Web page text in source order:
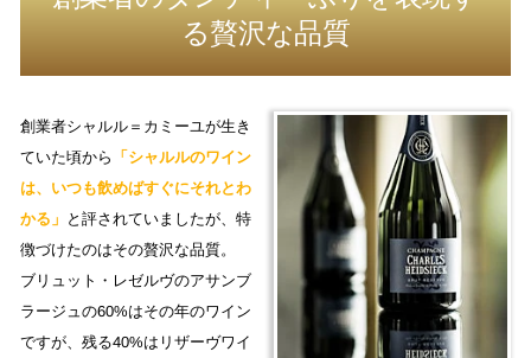
る贅沢な品質
創業者シャルル＝カミーユが生き
ていた頃から 「シャルルのワイン
は、いつも飲めばすぐにそれとわ
かる」 と評されていましたが、特
徴づけたのはその贅沢な品質。
ブリュット・レゼルヴのアサンブ
ラージュの60%はその年のワイン
ですが、残る40%はリザーヴワイ